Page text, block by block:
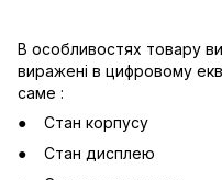
В особливостях товару
виражені в цифровому
саме :
Стан корпусу
Стан дисплею